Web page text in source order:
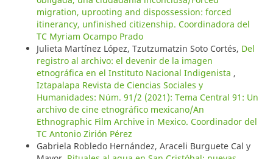
migration, uprooting and dispossession: forced
itinerancy, unfinished citizenship. Coordinadora del
TC Myriam Ocampo Prado
Julieta Martínez López, Tzutzumatzin Soto Cortés, Del
registro al archivo: el devenir de la imagen
etnográfica en el Instituto Nacional Indigenista ,
Iztapalapa Revista de Ciencias Sociales y
Humanidades: Núm. 91/2 (2021): Tema Central 91: Un
archivo de cine etnográfico mexicano/An
Ethnographic Film Archive in Mexico. Coordinador del
TC Antonio Zirión Pérez
Gabriela Robledo Hernández, Araceli Burguete Cal y